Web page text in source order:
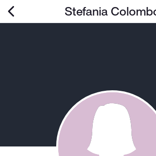
Stefania